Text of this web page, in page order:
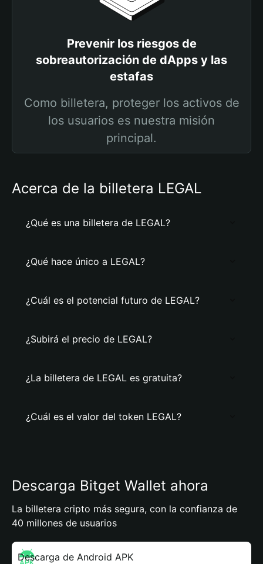
Prevenir los riesgos de
sobreautorización de dApps y las
estafas
Como billetera, proteger los activos de
los usuarios es nuestra misión
principal.
Acerca de la billetera LEGAL
¿Qué es una billetera de LEGAL?
¿Qué hace único a LEGAL?
¿Cuál es el potencial futuro de LEGAL?
¿Subirá el precio de LEGAL?
¿La billetera de LEGAL es gratuita?
¿Cuál es el valor del token LEGAL?
Descarga Bitget Wallet ahora
La billetera cripto más segura, con la confianza de
40 millones de usuarios
Descarga de Android APK